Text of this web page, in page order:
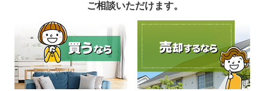
ご相談いただけます。